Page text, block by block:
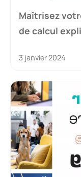
Maîtrisez
de calcul
3 janvier 2024